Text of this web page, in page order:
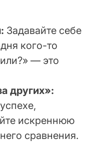
Задавайте себе
кого-то
— это
других»:
искреннюю
сравнения.